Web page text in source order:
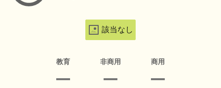
該当なし
教育 非商用 商用